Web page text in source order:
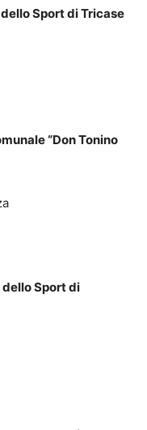
Sport di Tricase
“Don Tonino
dello Sport di